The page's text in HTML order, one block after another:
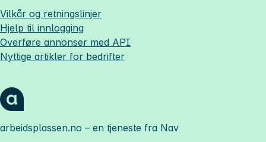
Vilkår og retningslinjer
Hjelp til innlogging
Overføre annonser med API
Nyttige artikler for bedrifter
arbeidsplassen.no – en tjeneste fra Nav